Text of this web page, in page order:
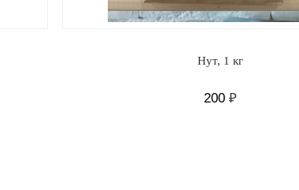
Нут, 1 кг
200 ₽